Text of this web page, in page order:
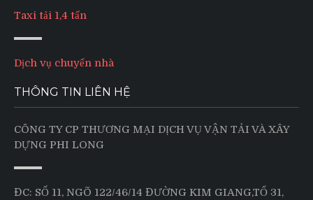
Taxi tải 1,4 tấn
Dịch vụ chuyển nhà
THÔNG TIN LIÊN HỆ
CÔNG TY CP THƯƠNG MẠI DỊCH VỤ VẬN TẢI VÀ XÂY
DỰNG PHI LONG
ĐC: SỐ 11, NGÕ 122/46/14 ĐƯỜNG KIM GIANG,TỔ 31,